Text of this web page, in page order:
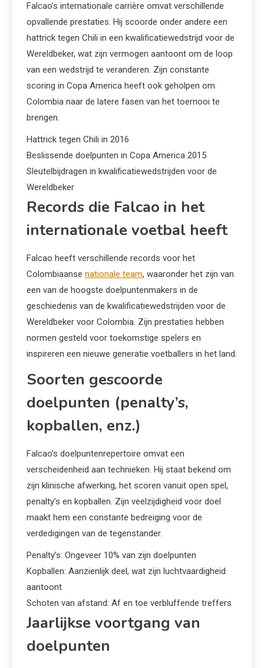
Falcao’s internationale carrière omvat verschillende
opvallende prestaties. Hij scoorde onder andere een
hattrick tegen Chili in een kwalificatiewedstrijd voor de
Wereldbeker, wat zijn vermogen aantoont om de loop
van een wedstrijd te veranderen. Zijn constante
scoring in Copa America heeft ook geholpen om
Colombia naar de latere fasen van het toernooi te
brengen.
Hattrick tegen Chili in 2016
Beslissende doelpunten in Copa America 2015
Sleutelbijdragen in kwalificatiewedstrijden voor de
Wereldbeker
Records die Falcao in het
internationale voetbal heeft
Falcao heeft verschillende records voor het
Colombiaanse nationale team, waaronder het zijn van
een van de hoogste doelpuntenmakers in de
geschiedenis van de kwalificatiewedstrijden voor de
Wereldbeker voor Colombia. Zijn prestaties hebben
normen gesteld voor toekomstige spelers en
inspireren een nieuwe generatie voetballers in het land.
Soorten gescoorde
doelpunten (penalty’s,
kopballen, enz.)
Falcao’s doelpuntenrepertoire omvat een
verscheidenheid aan technieken. Hij staat bekend om
zijn klinische afwerking, het scoren vanuit open spel,
penalty’s en kopballen. Zijn veelzijdigheid voor doel
maakt hem een constante bedreiging voor de
verdedigingen van de tegenstander.
Penalty’s: Ongeveer 10% van zijn doelpunten
Kopballen: Aanzienlijk deel, wat zijn luchtvaardigheid
aantoont
Schoten van afstand: Af en toe verbluffende treffers
Jaarlijkse voortgang van
doelpunten